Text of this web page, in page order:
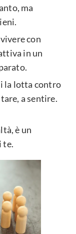
ma
con
in un
la lotta contro
a sentire.
è un
te.